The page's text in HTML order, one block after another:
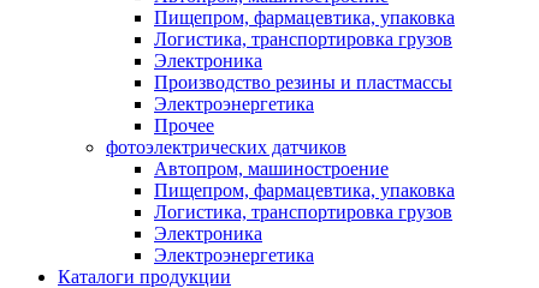
Пищепром, фармацевтика, упаковка
Логистика, транспортировка грузов
Электроника
Производство резины и пластмассы
Электроэнергетика
Прочее
фотоэлектрических датчиков
Автопром, машиностроение
Пищепром, фармацевтика, упаковка
Логистика, транспортировка грузов
Электроника
Электроэнергетика
Каталоги продукции